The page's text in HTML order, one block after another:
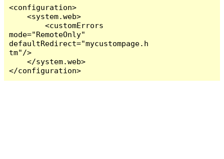
<configuration>
    <system.web>
        <customErrors
mode="RemoteOnly"
defaultRedirect="mycustompage.h
tm"/>
    </system.web>
</configuration>